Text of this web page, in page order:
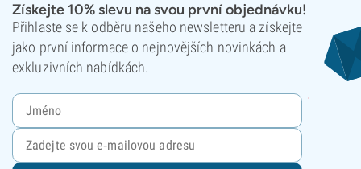
Získejte 10% slevu na svou první objednávku!
Přihlaste se k odběru našeho newsletteru a získejte
jako první informace o nejnovějších novinkách a
exkluzivních nabídkách.